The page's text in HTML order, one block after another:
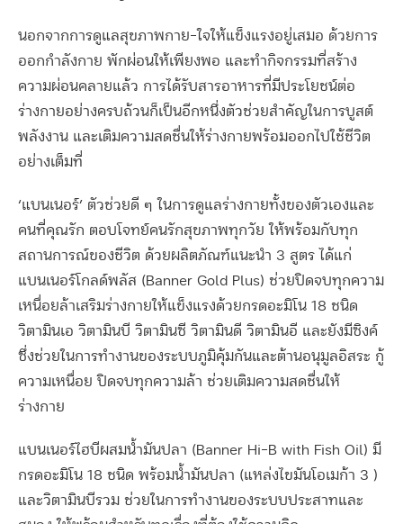
นอกจากการดูแลสุขภาพกาย-ใจให้แข็งแรงอยู่เสมอ ด้วยการ
ออกกำลังกาย พักผ่อนให้เพียงพอ และทำกิจกรรมที่สร้าง
ความผ่อนคลายแล้ว การได้รับสารอาหารที่มีประโยชน์ต่อ
ร่างกายอย่างครบถ้วนก็เป็นอีกหนึ่งตัวช่วยสำคัญในการบูสต์
พลังงาน และเติมความสดชื่นให้ร่างกายพร้อมออกไปใช้ชีวิต
อย่างเต็มที่
‘แบนเนอร์’ ตัวช่วยดี ๆ ในการดูแลร่างกายทั้งของตัวเองและ
คนที่คุณรัก ตอบโจทย์คนรักสุขภาพทุกวัย ให้พร้อมกับทุก
สถานการณ์ของชีวิต ด้วยผลิตภัณฑ์แนะนำ 3 สูตร ได้แก่
แบนเนอร์โกลด์พลัส (Banner Gold Plus) ช่วยปิดจบทุกความ
เหนื่อยล้าเสริมร่างกายให้แข็งแรงด้วยกรดอะมิโน 18 ชนิด
วิตามินเอ วิตามินบี วิตามินซี วิตามินดี วิตามินอี และยังมีซิงค์
ซึ่งช่วยในการทํางานของระบบภูมิคุ้มกันและต้านอนุมูลอิสระ กู้
ความเหนื่อย ปิดจบทุกความล้า ช่วยเติมความสดชื่นให้
ร่างกาย
แบนเนอร์ไฮบีผสมน้ำมันปลา (Banner Hi-B with Fish Oil) มี
กรดอะมิโน 18 ชนิด พร้อมน้ำมันปลา (แหล่งไขมันโอเมก้า 3 )
และวิตามินบีรวม ช่วยในการทำงานของระบบประสาทและ